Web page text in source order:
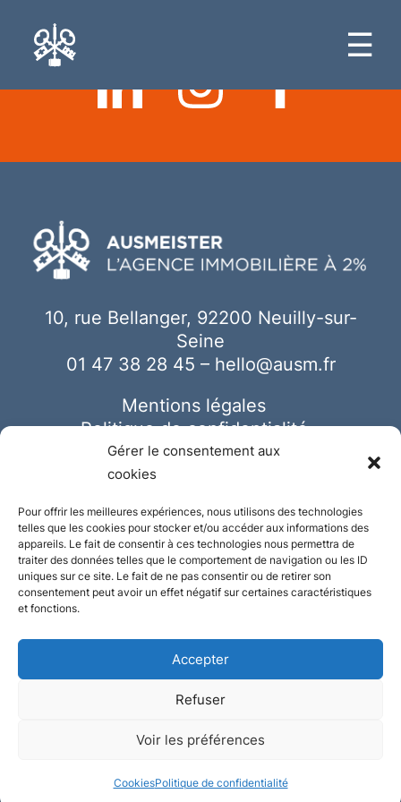
Gérer le consentement aux
cookies
Pour offrir les meilleures expériences, nous utilisons des technologies
telles que les cookies pour stocker et/ou accéder aux informations des
appareils. Le fait de consentir à ces technologies nous permettra de
traiter des données telles que le comportement de navigation ou les ID
uniques sur ce site. Le fait de ne pas consentir ou de retirer son
consentement peut avoir un effet négatif sur certaines caractéristiques
et fonctions.
Accepter
Refuser
Voir les préférences
CookiesPolitique de confidentialité
☰
10, rue Bellanger, 92200 Neuilly-sur-
Seine
01 47 38 28 45 – hello@ausm.fr
Mentions légales
Politique de confidentialité
Cookies
Conception et réalisation :Plate